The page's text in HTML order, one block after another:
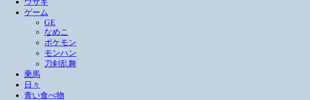
ウサギ
ゲーム
GE
なめこ
ポケモン
モンハン
刀剣乱舞
乗馬
日々
青い食べ物